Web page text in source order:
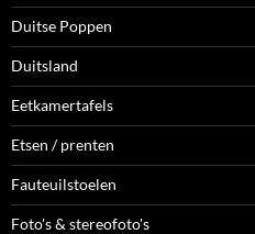
Duitse Poppen
Duitsland
Eetkamertafels
Etsen / prenten
Fauteuilstoelen
Foto's & stereofoto's